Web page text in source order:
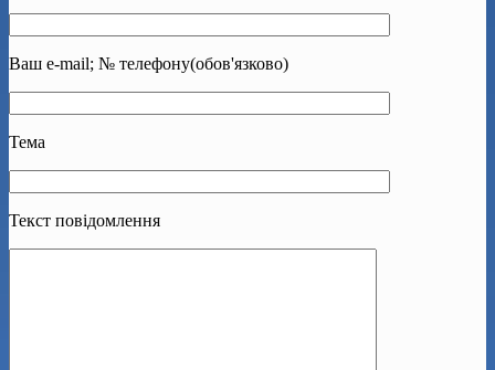
Ваш e-mail; № телефону(обов'язково)
Тема
Текст повідомлення